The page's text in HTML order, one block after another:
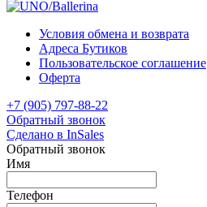
Условия обмена и возврата
Адреса Бутиков
Пользовательское соглашение
Оферта
+7 (905) 797-88-22
Обратный звонок
Сделано в InSales
Обратный звонок
Имя
Телефон